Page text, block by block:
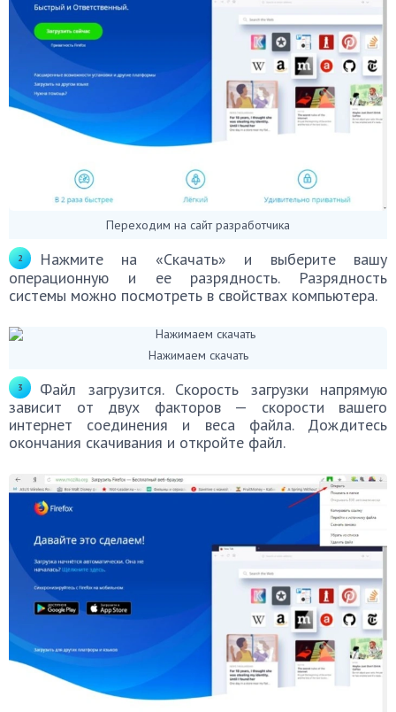
Переходим на сайт разработчика
Нажмите на «Cкачать» и выберите вашу
операционную и ее разрядность. Разрядность
системы можно посмотреть в свойствах компьютера.
Нажимаем скачать
Файл загрузится. Скорость загрузки напрямую
зависит от двух факторов — скорости вашего
интернет соединения и веса файла. Дождитесь
окончания скачивания и откройте файл.